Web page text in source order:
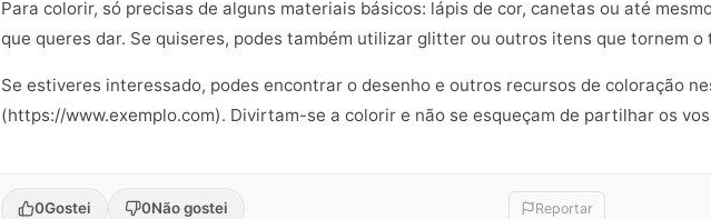
Para colorir, só precisas de alguns materiais básicos: lápis de cor, canetas ou até
que queres dar. Se quiseres, podes também utilizar glitter ou outros itens que tornem
Se estiveres interessado, podes encontrar o desenho e outros recursos de coloração
(https://www.exemplo.com). Divirtam-se a colorir e não se esqueçam de partilhar os
0Gostei 0Não gostei Reportar